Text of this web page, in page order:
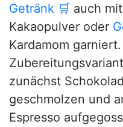
Getränk 🛒 auch
Kakaopulver oder
Kardamom
zunächst
geschmolzen und
Espresso